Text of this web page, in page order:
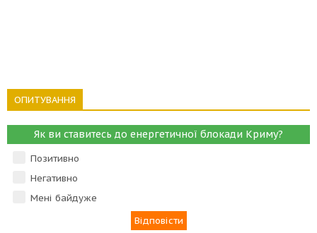
ОПИТУВАННЯ
Як ви ставитесь до енергетичної блокади Криму?
Позитивно
Негативно
Мені байдуже